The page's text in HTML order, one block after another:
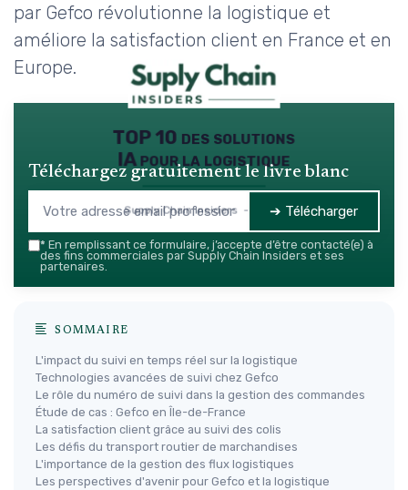
par Gefco révolutionne la logistique et
améliore la satisfaction client en France et en
Europe.
TOP 10 des solutions
IA pour la logistique
Supply Chain Insiders — 2026
Téléchargez gratuitement le livre blanc
➔ Télécharger
* En remplissant ce formulaire, j’accepte d’être contacté(e) à
des fins commerciales par Supply Chain Insiders et ses
partenaires.
SOMMAIRE
L'impact du suivi en temps réel sur la logistique
Technologies avancées de suivi chez Gefco
Le rôle du numéro de suivi dans la gestion des commandes
Étude de cas : Gefco en Île-de-France
La satisfaction client grâce au suivi des colis
Les défis du transport routier de marchandises
L'importance de la gestion des flux logistiques
Les perspectives d'avenir pour Gefco et la logistique